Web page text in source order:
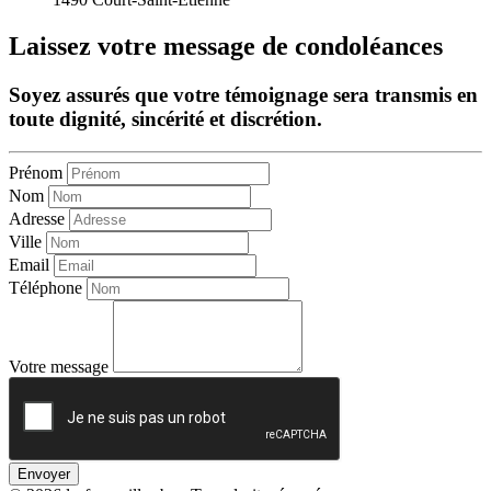
Laissez votre message de condoléances
Soyez assurés que votre témoignage sera transmis en
toute dignité, sincérité et discrétion.
Prénom
Nom
Adresse
Ville
Email
Téléphone
Votre message
Envoyer